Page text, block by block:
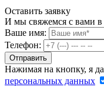
Оставить заявку
И мы свяжемся с вами в
Ваше имя:
Телефон:
Нажимая на кнопку, я
персональных данных